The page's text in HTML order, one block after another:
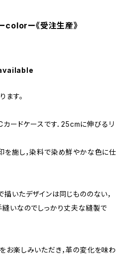
colorー《受注生産》
ます。
ードケースです．25cmに伸びるリ
を施し，染料で染め鮮やかな色に仕
いたデザインは同じもののない，
縫いなのでしっかり丈夫な縫製で
お楽しみいただき，革の変化を味わ